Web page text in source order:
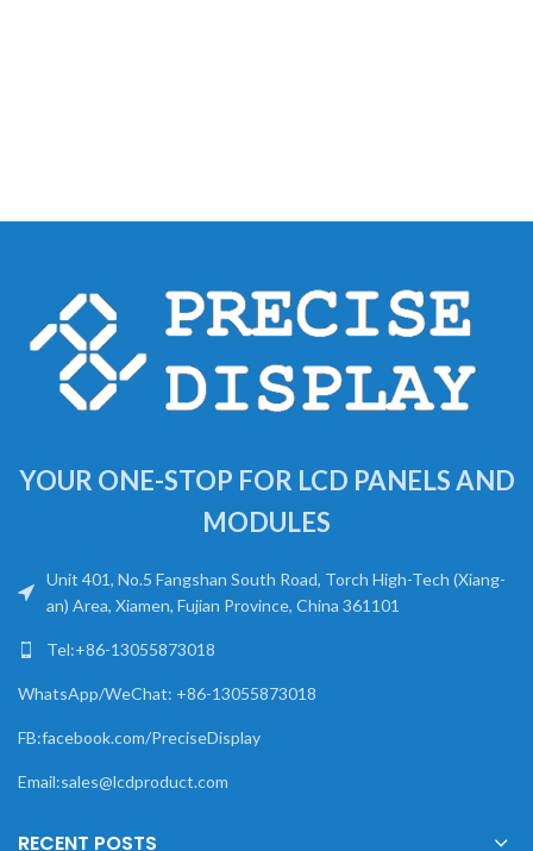
YOUR ONE-STOP FOR LCD PANELS AND
MODULES
Unit 401, No.5 Fangshan South Road, Torch High-Tech (Xiang-
an) Area, Xiamen, Fujian Province, China 361101
Tel:+86-13055873018
WhatsApp/WeChat: +86-13055873018
FB:facebook.com/PreciseDisplay
Email:sales@lcdproduct.com
RECENT POSTS